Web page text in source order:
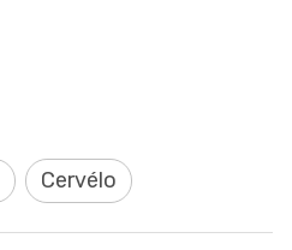
Cervélo